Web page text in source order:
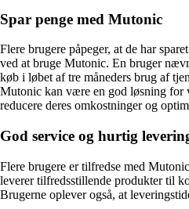
Spar penge med Mutonic
Flere brugere påpeger, at de har
ved at bruge Mutonic. En bruger
køb i løbet af tre måneders brug af
Mutonic kan være en god løsning for
reducere deres omkostninger og
God service og hurtig
Flere brugere er tilfredse med
leverer tilfredsstillende produkter til
Brugerne oplever også, at